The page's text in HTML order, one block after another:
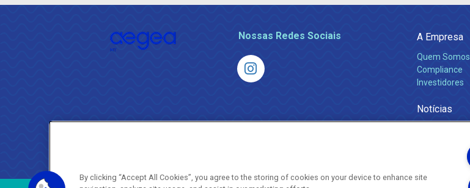
Nossas Redes Sociais A Empresa
Quem Somos
Compliance
Investidores
Notícias
By clicking “Accept All Cookies”, you agree to the storing of cookies on your device to enhance site